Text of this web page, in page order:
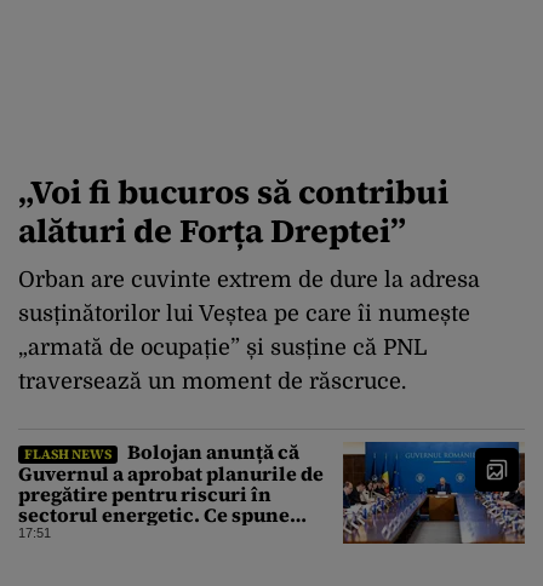
„Voi fi bucuros să contribui
alături de Forța Dreptei”
Orban are cuvinte extrem de dure la adresa
susținătorilor lui Veștea pe care îi numește
„armată de ocupație” și susține că PNL
traversează un moment de răscruce.
FLASH NEWS
Bolojan anunță că
Guvernul a aprobat planurile de
pregătire pentru riscuri în
sectorul energetic. Ce spune
premierul despre consumul
17:51